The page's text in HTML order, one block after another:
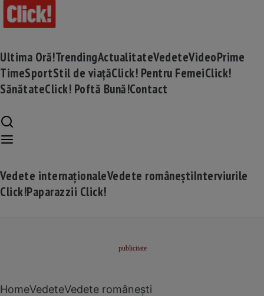
Ultima Oră!TrendingActualitateVedeteVideoPrime
TimeSportStil de viațăClick! Pentru FemeiClick!
SănătateClick! Poftă Bună!Contact
Vedete internaționaleVedete româneștiInterviurile
Click!Paparazzii Click!
HomeVedeteVedete românești